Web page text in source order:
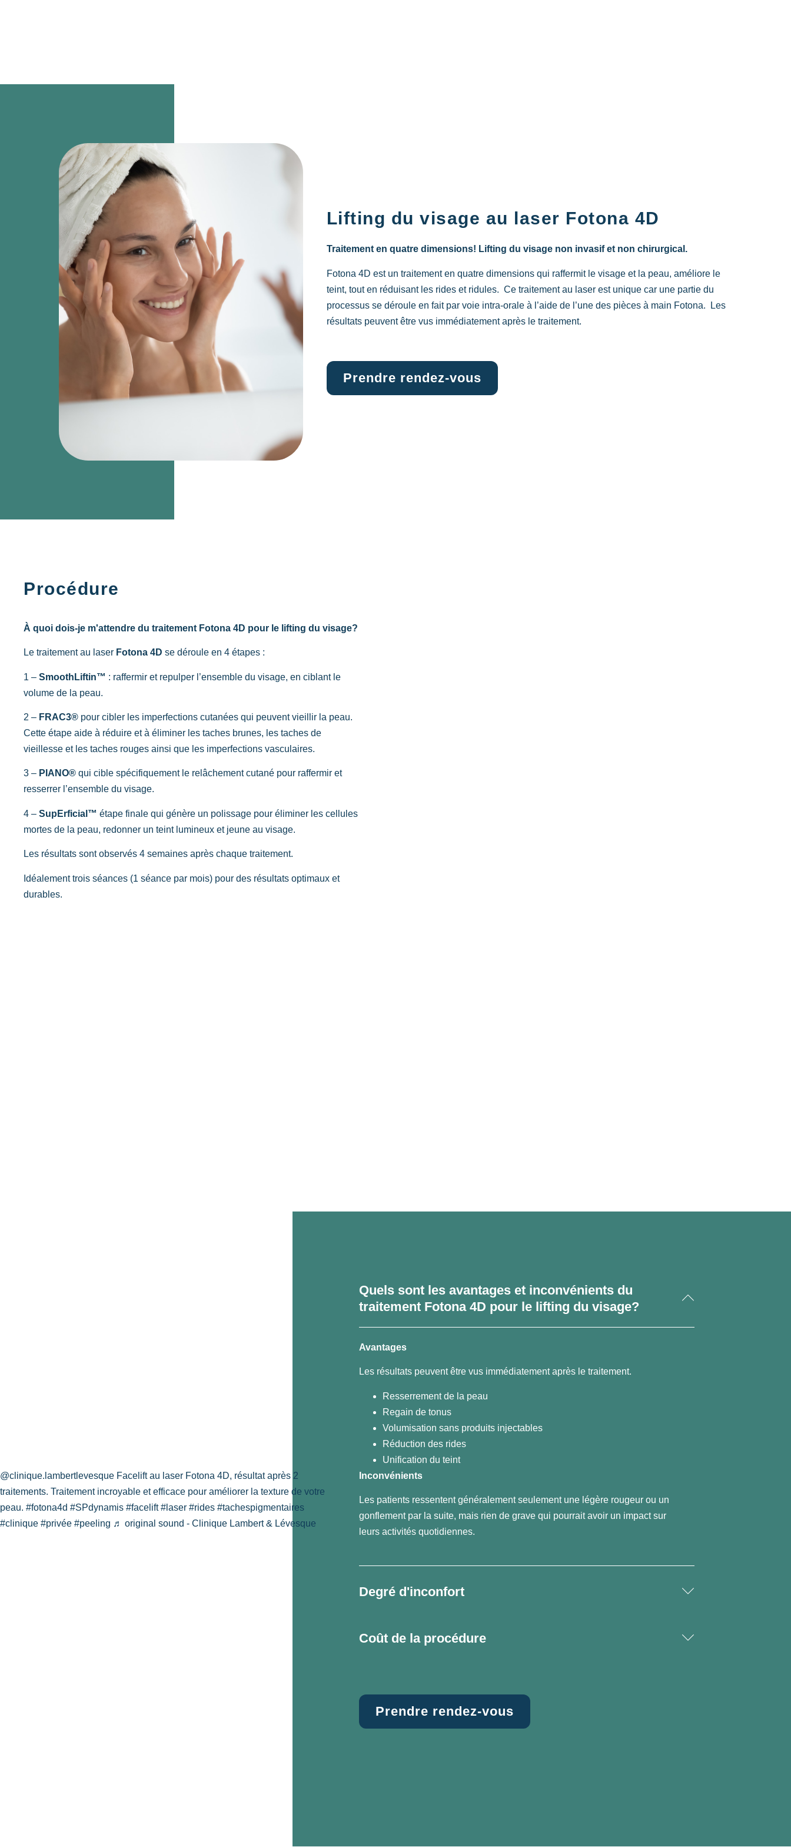
Lifting du visage au laser Fotona 4D
Traitement en quatre dimensions! Lifting du visage non invasif et non chirurgical.
Fotona 4D est un traitement en quatre dimensions qui raffermit le visage et la peau, améliore le
teint, tout en réduisant les rides et ridules. Ce traitement au laser est unique car une partie du
processus se déroule en fait par voie intra-orale à l’aide de l’une des pièces à main Fotona. Les
résultats peuvent être vus immédiatement après le traitement.
Prendre rendez-vous
Procédure
À quoi dois-je m'attendre du traitement Fotona 4D pour le lifting du visage?
Le traitement au laser Fotona 4D se déroule en 4 étapes :
1 – SmoothLiftin™ : raffermir et repulper l’ensemble du visage, en ciblant le
volume de la peau.
2 – FRAC3® pour cibler les imperfections cutanées qui peuvent vieillir la peau.
Cette étape aide à réduire et à éliminer les taches brunes, les taches de
vieillesse et les taches rouges ainsi que les imperfections vasculaires.
3 – PIANO® qui cible spécifiquement le relâchement cutané pour raffermir et
resserrer l’ensemble du visage.
4 – SupErficial™ étape finale qui génère un polissage pour éliminer les cellules
mortes de la peau, redonner un teint lumineux et jeune au visage.
Les résultats sont observés 4 semaines après chaque traitement.
Idéalement trois séances (1 séance par mois) pour des résultats optimaux et
durables.
@clinique.lambertlevesque Facelift au laser Fotona 4D, résultat après 2
traitements. Traitement incroyable et efficace pour améliorer la texture de votre
peau. #fotona4d #SPdynamis #facelift #laser #rides #tachespigmentaires
#clinique #privée #peeling ♬ original sound - Clinique Lambert & Lévesque
Quels sont les avantages et inconvénients du
traitement Fotona 4D pour le lifting du visage?
Avantages
Les résultats peuvent être vus immédiatement après le traitement.
Resserrement de la peau
Regain de tonus
Volumisation sans produits injectables
Réduction des rides
Unification du teint
Inconvénients
Les patients ressentent généralement seulement une légère rougeur ou un
gonflement par la suite, mais rien de grave qui pourrait avoir un impact sur
leurs activités quotidiennes.
Degré d'inconfort
Coût de la procédure
Prendre rendez-vous